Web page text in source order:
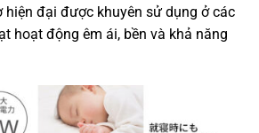
hiện đại được khuyên sử dụng ở các
hoạt động êm ái, bền và khả năng